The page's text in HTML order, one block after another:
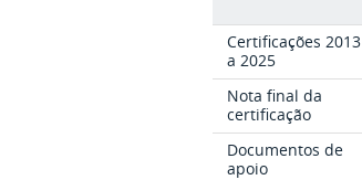
Certificações 2013
a 2025
Nota final da
certificação
Documentos de
apoio